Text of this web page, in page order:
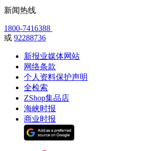
新闻热线
1800-7416388
或 92288736
新报业媒体网站
网络条款
个人资料保护声明
全检索
ZShop集品店
海峡时报
商业时报